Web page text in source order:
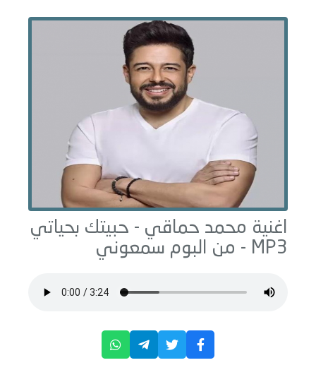
اغنية محمد حماقي - حبيتك بحياتي
MP3 - من البوم
سمعوني